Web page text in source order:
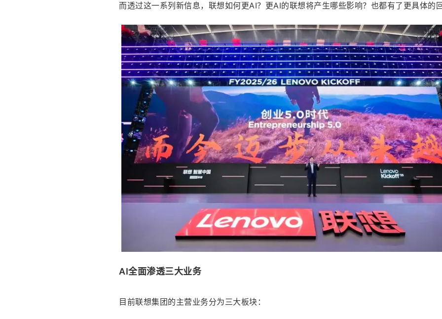
而透过这一系列新信息，联想如何更AI？更AI的联想将产生哪些影响？也都有了更具体的
AI全面渗透三大业务
目前联想集团的主营业务分为三大板块：